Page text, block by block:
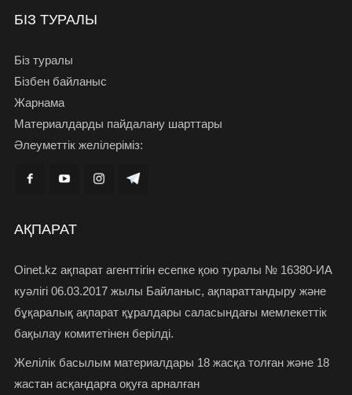
БІЗ ТУРАЛЫ
Біз туралы
Бізбен байланыс
Жарнама
Материалдарды пайдалану шарттары
Әлеуметтік желілеріміз:
АҚПАРАТ
Oinet.kz ақпарат агенттігін есепке қою туралы № 16380-ИА
куәлігі 06.03.2017 жылы Байланыс, ақпараттандыру және
бұқаралық ақпарат құралдары саласындағы мемлекеттік
бақылау комитетінен берілді.
Желілік басылым материалдары 18 жасқа толған және 18
жастан асқандарға оқуға арналған